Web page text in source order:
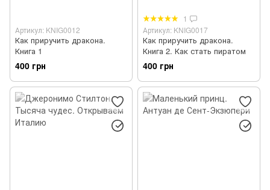
Артикул: KNIG0012
Как приручить дракона.
Книга 1
400 грн
1
Артикул: KNIG0017
Как приручить дракона.
Книга 2. Как стать пиратом
400 грн